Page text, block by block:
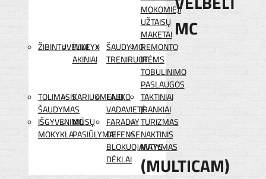
MOKOMIEJI
UŽTAISŲ
MAKETAI
ŽIBINTUVĖLIAI
WILEYX
AKINIAI
ŠAUDYMO
TRENIRUOTĖMS
REMONTO
IR
TOBULINIMO
PASLAUGOS
TOLIMASIS
ŠAUDYMAS
KARIUOMENEI
LAUKO
VADAVIETĖ
TAKTINIAI
ĮRANKIAI
IŠGYVENIMO
MOKYKLA
MŪSŲ
PASIŪLYMAI
FARADAY
DEFENSE
BLOKUOJANTYS
DĖKLAI
TURIZMAS
NAKTINIS
MATYMAS
MC
(MULTICAM)